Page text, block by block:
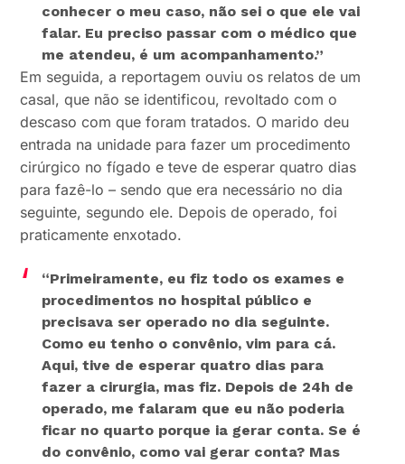
conhecer o meu caso, não sei o que ele vai
falar. Eu preciso passar com o médico que
me atendeu, é um acompanhamento.”
Em seguida, a reportagem ouviu os relatos de um
casal, que não se identificou, revoltado com o
descaso com que foram tratados. O marido deu
entrada na unidade para fazer um procedimento
cirúrgico no fígado e teve de esperar quatro dias
para fazê-lo – sendo que era necessário no dia
seguinte, segundo ele. Depois de operado, foi
praticamente enxotado.
“Primeiramente, eu fiz todo os exames e
procedimentos no hospital público e
precisava ser operado no dia seguinte.
Como eu tenho o convênio, vim para cá.
Aqui, tive de esperar quatro dias para
fazer a cirurgia, mas fiz. Depois de 24h de
operado, me falaram que eu não poderia
ficar no quarto porque ia gerar conta. Se é
do convênio, como vai gerar conta? Mas